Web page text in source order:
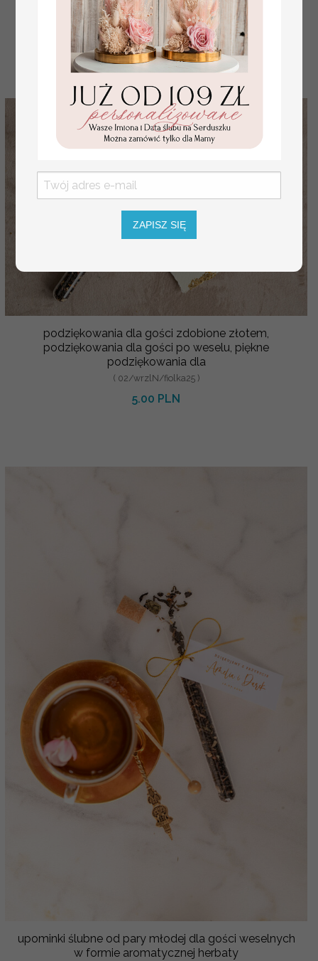
( 01/NWK/fiolka )
4.00 PLN
podziękowania dla gości zdobione złotem,
podziękowania dla gości po weselu, piękne
podziękowania dla
( 02/wrzlN/fiolka25 )
5.00 PLN
upominki ślubne od pary młodej dla gości weselnych
w formie aromatycznej herbaty
ZAPISZ SIĘ